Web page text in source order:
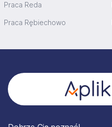
Praca Reda
Praca Rębiechowo